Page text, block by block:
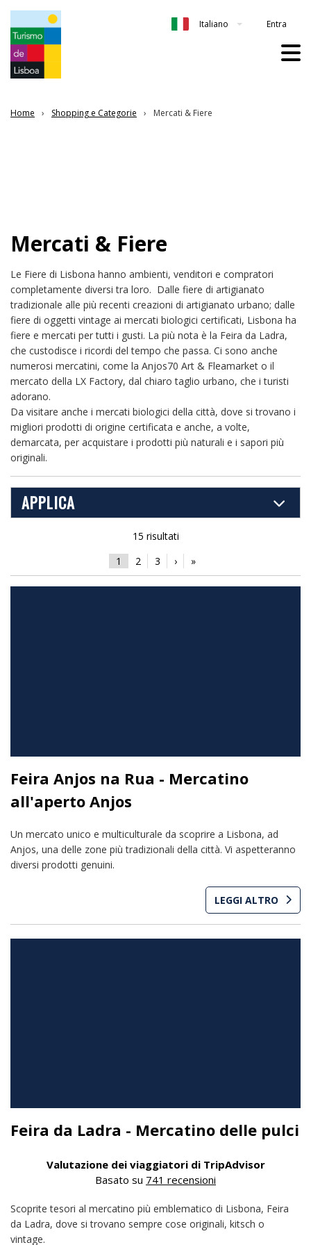
Italiano Entra
Home Shopping e Categorie Mercati & Fiere
Mercati & Fiere
Le Fiere di Lisbona hanno ambienti, venditori e compratori
completamente diversi tra loro. Dalle fiere di artigianato
tradizionale alle più recenti creazioni di artigianato urbano; dalle
fiere di oggetti vintage ai mercati biologici certificati, Lisbona ha
fiere e mercati per tutti i gusti. La più nota è la Feira da Ladra,
che custodisce i ricordi del tempo che passa. Ci sono anche
numerosi mercatini, come la Anjos70 Art & Fleamarket o il
mercato della LX Factory, dal chiaro taglio urbano, che i turisti
adorano.
Da visitare anche i mercati biologici della città, dove si trovano i
migliori prodotti di origine certificata e anche, a volte,
demarcata, per acquistare i prodotti più naturali e i sapori più
originali.
APPLICA
15 risultati
1
2 3 › »
Feira Anjos na Rua - Mercatino
all'aperto Anjos
Un mercato unico e multiculturale da scoprire a Lisbona, ad
Anjos, una delle zone più tradizionali della città. Vi aspetteranno
diversi prodotti genuini.
LEGGI ALTRO
Feira da Ladra - Mercatino delle pulci
Valutazione dei viaggiatori di TripAdvisor
Basato su 741 recensioni
Scoprite tesori al mercatino più emblematico di Lisbona, Feira
da Ladra, dove si trovano sempre cose originali, kitsch o
vintage.